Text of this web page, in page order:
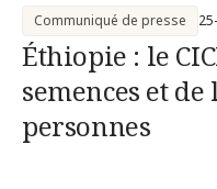
Éthiopie : le
semences et de
personnes
Communiqué de presse